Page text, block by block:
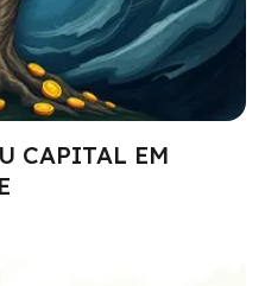
CAPITAL EM